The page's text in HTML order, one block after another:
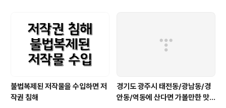
불법복제된 저작물을 수입하면 저
작권 침해
경기도 광주시 태전동/광남동/경
안동/역동에 산다면 가볼만한 맛